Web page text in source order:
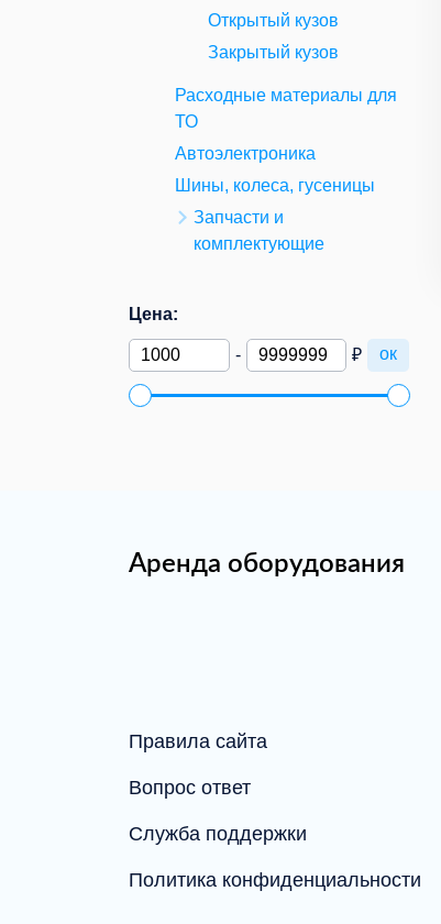
Открытый кузов
Закрытый кузов
Расходные материалы для
ТО
Автоэлектроника
Шины, колеса, гусеницы
Запчасти и
комплектующие
Цена:
- ₽ ок
Аренда оборудования
Правила сайта
Вопрос ответ
Служба поддержки
Политика конфиденциальности